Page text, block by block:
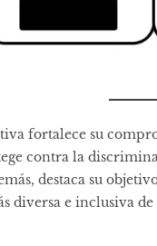
fortalece su
contra la
destaca su
diversa e inclusiva